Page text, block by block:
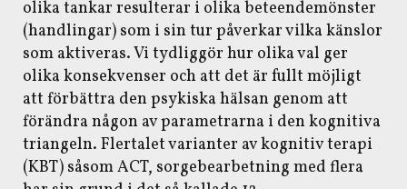
olika tankar resulterar i olika beteendemönster
(handlingar) som i sin tur påverkar vilka känslor
som aktiveras. Vi tydliggör hur olika val ger
olika konsekvenser och att det är fullt möjligt
att förbättra den psykiska hälsan genom att
förändra någon av parametrarna i den kognitiva
triangeln. Flertalet varianter av kognitiv terapi
(KBT) såsom ACT, sorgebearbetning med flera